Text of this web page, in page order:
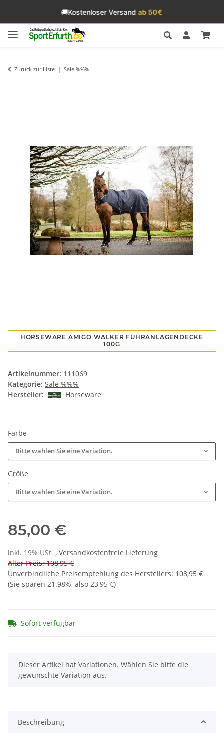
🚚Kostenloser Versandab 50€
Zurück zur Liste Sale %%%
HORSEWARE AMIGO WALKER FÜHRANLAGENDECKE
100G
Artikelnummer: 111069
Kategorie: Sale %%%
Hersteller:
Horseware
Farbe
Bitte wählen Sie eine Variation.
Größe
Bitte wählen Sie eine Variation.
85,00 €
inkl. 19% USt. , Versandkostenfreie Lieferung
Alter Preis: 108,95 €
Unverbindliche Preisempfehlung des Herstellers: 108,95 €
(Sie sparen 21.98%, also 23,95 €)
Sofort verfügbar
x
Dieser Artikel hat Variationen. Wählen Sie bitte die
gewünschte Variation aus.
Beschreibung